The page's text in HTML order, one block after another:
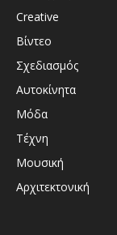
Creative
Βίντεο
Σχεδιασμός
Αυτοκίνητα
Μόδα
Τέχνη
Μουσική
Αρχιτεκτονική